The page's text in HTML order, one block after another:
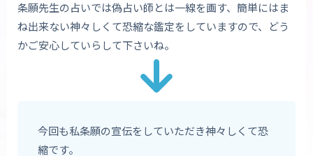
条願先生の占いでは偽占い師とは一線を画す、簡単にはま
ね出来ない神々しくて恐縮な鑑定をしていますので、どう
かご安心していらして下さいね。
今回も私条願の宣伝をしていただき神々しくて恐
縮です。